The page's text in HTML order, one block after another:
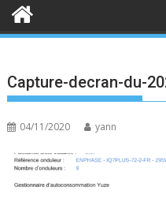
Capture-decran-du-
04/11/2020 yann